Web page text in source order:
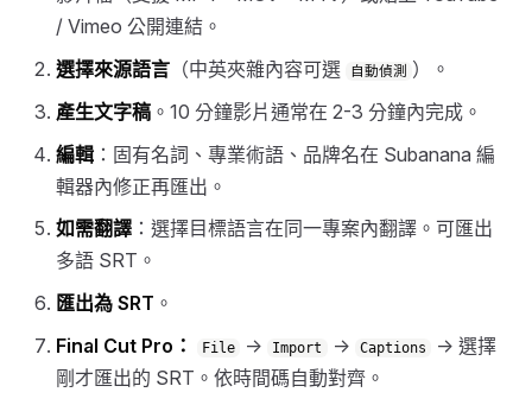
/ Vimeo 公開連結。
選擇來源語言 （中英夾雜內容可選 自動偵測 ）。
產生文字稿 。10 分鐘影片通常在 2-3 分鐘內完成。
編輯 ：固有名詞、專業術語、品牌名在 Subanana 編
輯器內修正再匯出。
如需翻譯 ：選擇目標語言在同一專案內翻譯。可匯出
多語 SRT。
匯出為 SRT 。
Final Cut Pro：
File → Import → Captions
→ 選擇
剛才匯出的 SRT。依時間碼自動對齊。